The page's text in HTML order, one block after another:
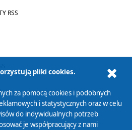
RSS
pliki cookies.
za pomocą cookies i podobnych
i statystycznych oraz w celu
do indywidualnych potrzeb
je współpracujący z nami